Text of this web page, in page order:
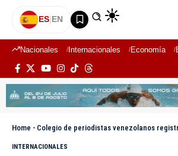
ES|EN
Nacionales Internacionales Economía
Home - Colegio de periodistas venezolanos registra 225
INTERNACIONALES